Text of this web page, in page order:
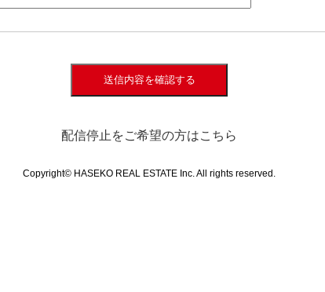
送信内容を確認する
配信停止をご希望の方はこちら
Copyright© HASEKO REAL ESTATE Inc. All rights reserved.